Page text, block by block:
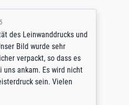
des Leinwanddrucks und
Bild wurde sehr
verpackt, so dass es
uns ankam. Es wird nicht
sein. Vielen